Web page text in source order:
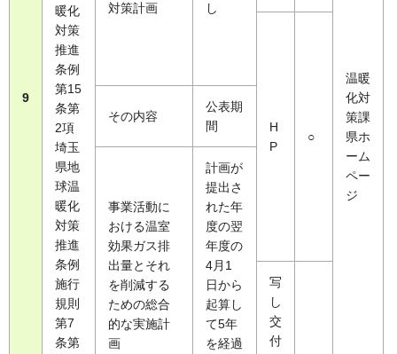
9
暖化
対策
推進
条例
第15
条第
2項
埼玉
県地
球温
暖化
対策
推進
条例
施行
規則
第7
条第
対策計画
し
温暖
化対
策課
県ホ
ーム
ペー
ジ
H
P
○
その内容
公表期
間
事業活動に
おける温室
効果ガス排
出量とそれ
を削減する
ための総合
的な実施計
画
計画が
提出さ
れた年
度の翌
年度の
4月1
日から
起算し
て5年
を経過
写
し
交
付